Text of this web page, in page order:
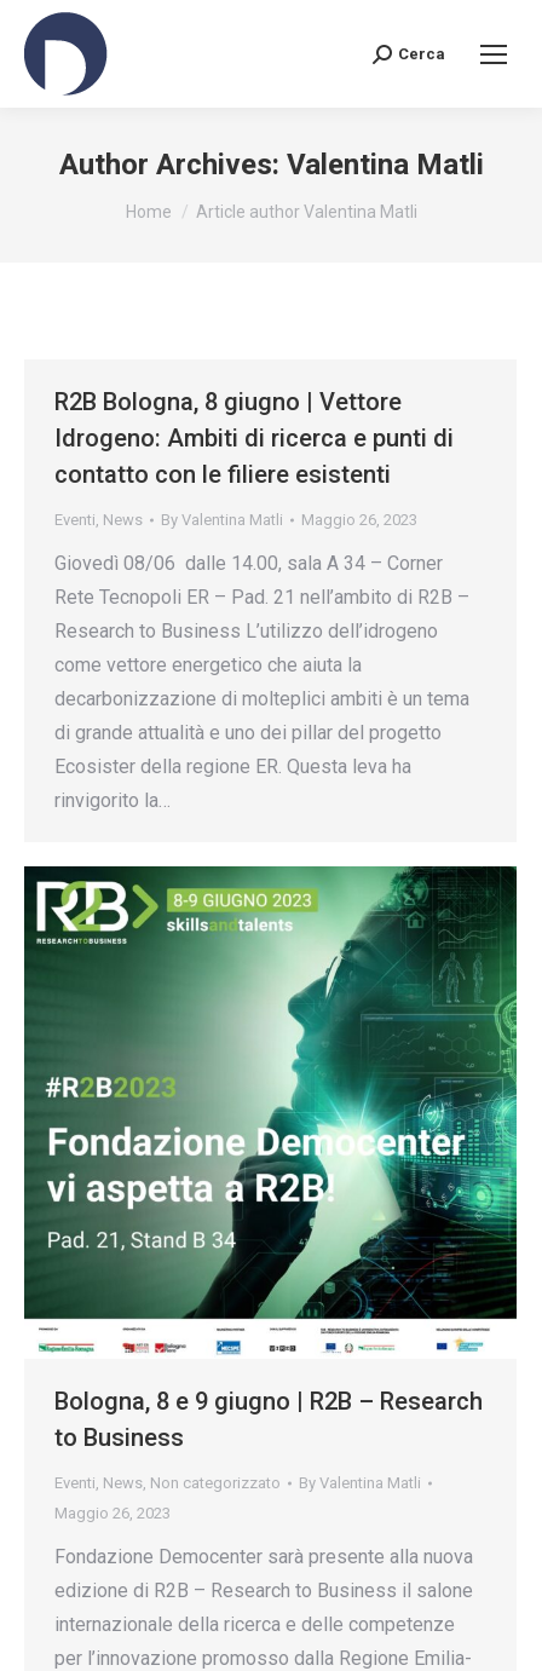
Search:
Cerca
Author Archives: Valentina Matli
You are here:
Home Article author Valentina Matli
R2B Bologna, 8 giugno | Vettore
Idrogeno: Ambiti di ricerca e punti di
contatto con le filiere esistenti
Eventi, News By Valentina Matli Maggio 26, 2023
Giovedì 08/06 dalle 14.00, sala A 34 – Corner
Rete Tecnopoli ER – Pad. 21 nell’ambito di R2B –
Research to Business L’utilizzo dell’idrogeno
come vettore energetico che aiuta la
decarbonizzazione di molteplici ambiti è un tema
di grande attualità e uno dei pillar del progetto
Ecosister della regione ER. Questa leva ha
rinvigorito la…
Bologna, 8 e 9 giugno | R2B – Research
to Business
Eventi, News, Non categorizzato By Valentina Matli
Maggio 26, 2023
Fondazione Democenter sarà presente alla nuova
edizione di R2B – Research to Business il salone
internazionale della ricerca e delle competenze
per l’innovazione promosso dalla Regione Emilia-